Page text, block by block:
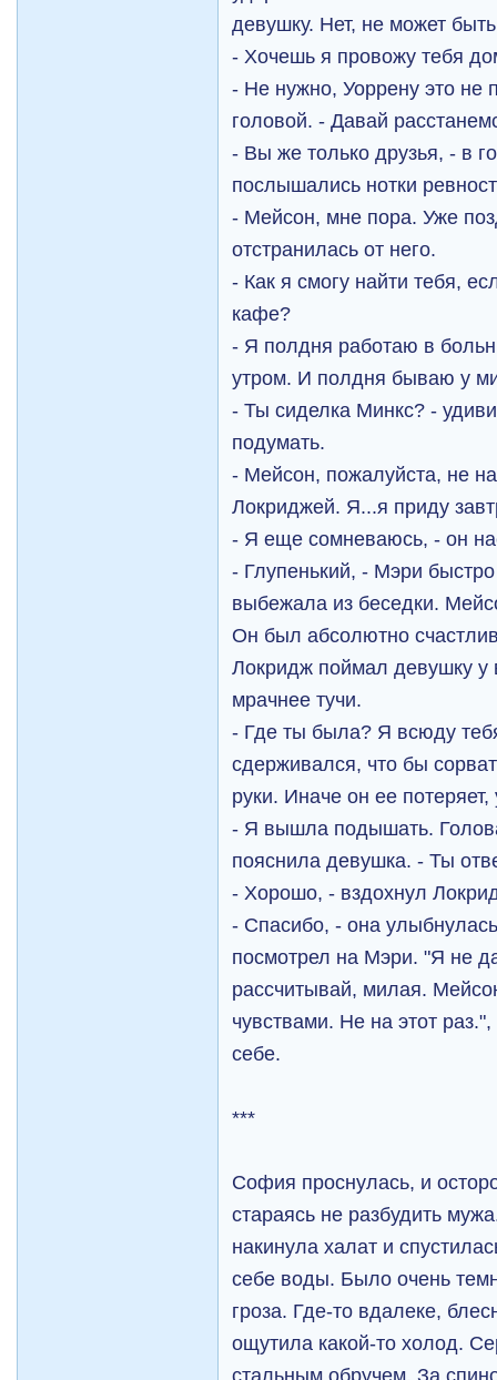
девушку. Нет, не может
- Хочешь я провожу тебя
- Не нужно, Уоррену это не
головой. - Давай
- Вы же только друзья, - в
послышались нотки
- Мейсон, мне пора. Уже
отстранилась от него.
- Как я смогу найти тебя,
кафе?
- Я полдня работаю в
утром. И полдня бываю у
- Ты сиделка Минкс? -
подумать.
- Мейсон, пожалуйста, не
Локриджей. Я...я приду
- Я еще сомневаюсь, - он
- Глупенький, - Мэри
выбежала из беседки.
Он был абсолютно
Локридж поймал девушку
мрачнее тучи.
- Где ты была? Я всюду
сдерживался, что бы
руки. Иначе он ее
- Я вышла подышать.
пояснила девушка. - Ты
- Хорошо, - вздохнул
- Спасибо, - она
посмотрел на Мэри. "Я не
рассчитывай, милая.
чувствами. Не на этот
себе.
***
София проснулась, и
стараясь не разбудить
накинула халат и
себе воды. Было очень
гроза. Где-то вдалеке,
ощутила какой-то холод.
стальным обручем. За